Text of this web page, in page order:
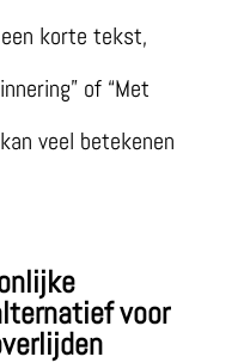
korte tekst,
of “Met
veel betekenen
voor